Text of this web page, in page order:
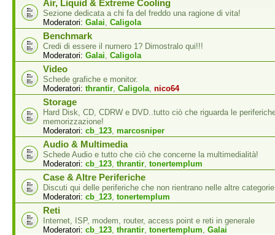
Air, Liquid & Extreme Cooling
Sezione dedicata a chi fa del freddo una ragione di vita!
Moderatori: Galai, Caligola
Benchmark
Credi di essere il numero 1? Dimostralo qui!!!
Moderatori: Galai, Caligola
Video
Schede grafiche e monitor.
Moderatori: thrantir, Caligola, nico64
Storage
Hard Disk, CD, CDRW e DVD..tutto ciò che riguarda le
memorizzazione!
Moderatori: cb_123, marcosniper
Audio & Multimedia
Schede Audio e tutto che ciò che concerne la multimedialità!
Moderatori: cb_123, thrantir, tonertemplum
Case & Altre Periferiche
Discuti qui delle periferiche che non rientrano nelle altre
Moderatori: cb_123, tonertemplum
Reti
Internet, ISP, modem, router, access point e reti in generale
Moderatori: cb_123, thrantir, tonertemplum, Galai